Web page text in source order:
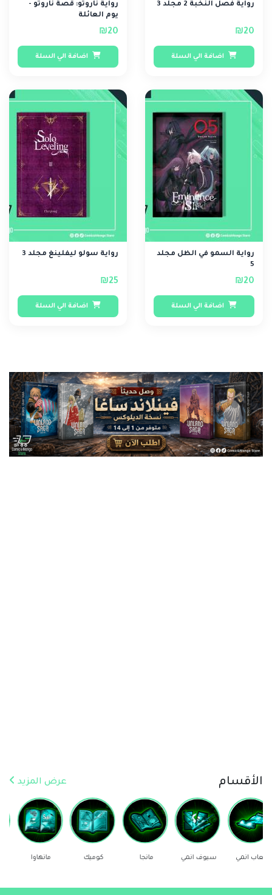
رواية فصل النخبة 2 مجلد 3
₪20
اضافة الي السلة
رواية ناروتو: قصة ناروتو -
يوم العائلة
₪20
اضافة الي السلة
رواية السمو في الظل مجلد
5
₪20
اضافة الي السلة
رواية سولو ليفلينغ مجلد 3
₪25
اضافة الي السلة
الأقسام عرض المزيد
سيوف انمي مانجا كوميك مانهاوا ستيكرز